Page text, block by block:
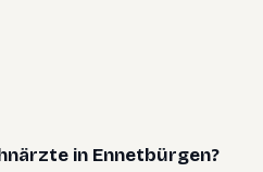
in Ennetbürgen?